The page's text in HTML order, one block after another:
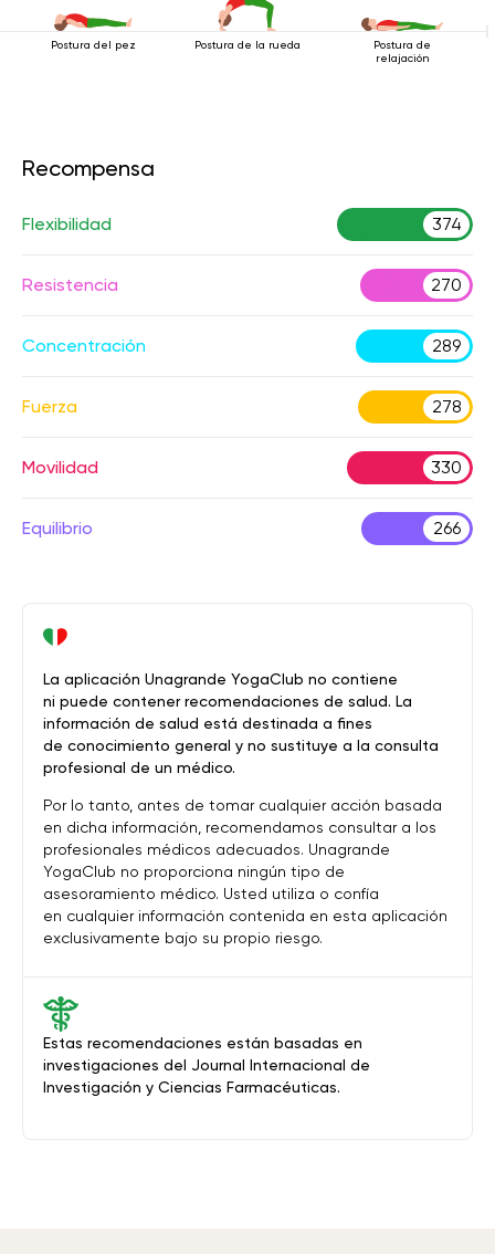
Postura del pez Postura de la rueda
Postura de
relajación
Recompensa
Flexibilidad 374
Resistencia 270
Concentración 289
Fuerza 278
Movilidad 330
Equilibrio 266
Estas recomendaciones están basadas en
investigaciones del Journal Internacional de
Investigación y Ciencias Farmacéuticas.
La aplicación Unagrande YogaClub no contiene
ni puede contener recomendaciones de salud. La
información de salud está destinada a fines
de conocimiento general y no sustituye a la consulta
profesional de un médico.
Por lo tanto, antes de tomar cualquier acción basada
en dicha información, recomendamos consultar a los
profesionales médicos adecuados. Unagrande
YogaClub no proporciona ningún tipo de
asesoramiento médico. Usted utiliza o confía
en cualquier información contenida en esta aplicación
exclusivamente bajo su propio riesgo.